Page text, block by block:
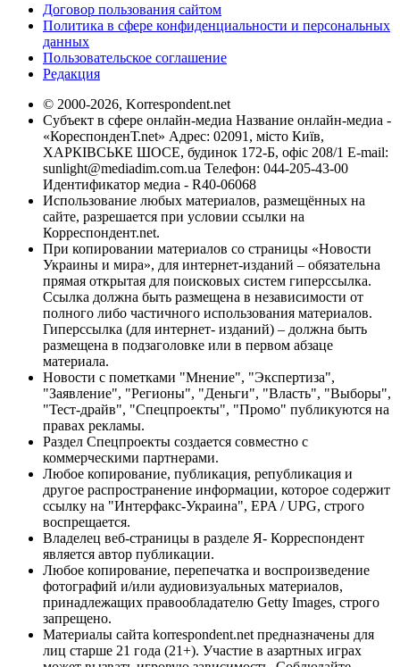
Договор пользования сайтом
Политика в сфере конфиденциальности и персональных
данных
Пользовательское соглашение
Редакция
© 2000-2026, Korrespondent.net
Субъект в сфере онлайн-медиа Название онлайн-медиа -
«КореспонденТ.net» Адрес: 02091, місто Київ,
ХАРКІВСЬКЕ ШОСЕ, будинок 172-Б, офіс 208/1 E-mail:
sunlight@mediadim.com.ua Телефон: 044-205-43-00
Идентификатор медиа - R40-06068
Использование любых материалов, размещённых на
сайте, разрешается при условии ссылки на
Корреспондент.net.
При копировании материалов со страницы «Новости
Украины и мира», для интернет-изданий – обязательна
прямая открытая для поисковых систем гиперссылка.
Ссылка должна быть размещена в независимости от
полного либо частичного использования материалов.
Гиперссылка (для интернет- изданий) – должна быть
размещена в подзаголовке или в первом абзаце
материала.
Новости с пометками "Мнение", "Экспертиза",
"Заявление", "Регионы", "Деньги", "Власть", "Выборы",
"Тест-драйв", "Спецпроекты", "Промо" публикуются на
правах рекламы.
Раздел Спецпроекты создается совместно с
коммерческими партнерами.
Любое копирование, публикация, републикация и
другое распространение информации, которое содержит
ссылку на "Интерфакс-Украина", EPA / UPG, строго
воспрещается.
Владелец веб-страницы в разделе Я- Корреспондент
является автор публикации.
Любое копирование, перепечатка и воспроизведение
фотографий и/или аудиовизуальных материалов,
принадлежащих правообладателю Getty Images, строго
запрещено.
Материалы сайта korrespondent.net предназначены для
лиц старше 21 года (21+). Участие в азартных играх